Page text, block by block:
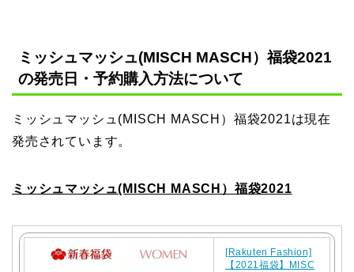
ミッシュマッシュ(MISCH MASCH）福袋2021
の発売日・予約購入方法について
ミッシュマッシュ(MISCH MASCH）福袋2021は現在
発売されています。
ミッシュマッシュ(MISCH MASCH）福袋2021
[Rakuten Fashion]
【2021福袋】MISC